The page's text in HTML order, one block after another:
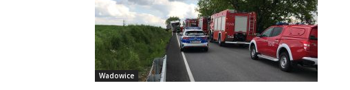
Wadowice